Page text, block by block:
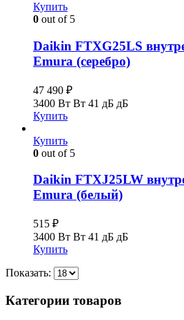
Купить
0 out of 5
Daikin FTXG25LS
Emura (серебро)
47 490 ₽
3400 Вт Вт 41 дБ дБ
Купить
Купить
0 out of 5
Daikin FTXJ25LW
Emura (белый)
515 ₽
3400 Вт Вт 41 дБ дБ
Купить
Показать:
Категории товаров